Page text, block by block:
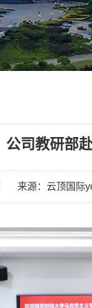
公司教研部
来源：云顶国际